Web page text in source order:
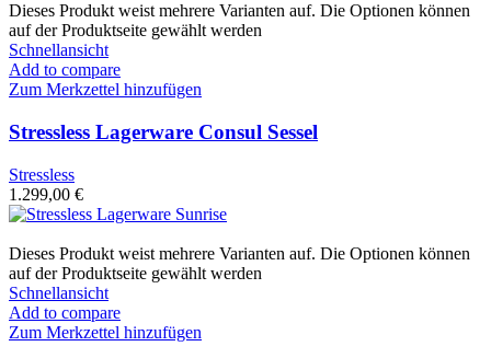
Dieses Produkt weist mehrere Varianten auf. Die Optionen können
auf der Produktseite gewählt werden
Schnellansicht
Add to compare
Zum Merkzettel hinzufügen
Stressless Lagerware Consul Sessel
Stressless
1.299,00 €
Dieses Produkt weist mehrere Varianten auf. Die Optionen können
auf der Produktseite gewählt werden
Schnellansicht
Add to compare
Zum Merkzettel hinzufügen